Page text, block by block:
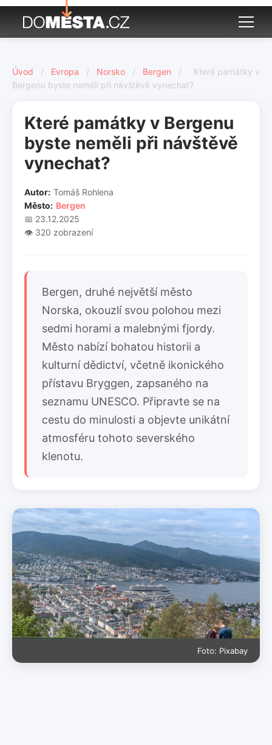
Úvod / Evropa / Norsko / Bergen /
Které památky v
Bergenu byste neměli při návštěvě vynechat?
Které památky v Bergenu
byste neměli při návštěvě
vynechat?
Autor: Tomáš Rohlena
Město: Bergen
📅 23.12.2025
👁️ 320 zobrazení
Bergen, druhé největší město
Norska, okouzlí svou polohou mezi
sedmi horami a malebnými fjordy.
Město nabízí bohatou historii a
kulturní dědictví, včetně ikonického
přístavu Bryggen, zapsaného na
seznamu UNESCO. Připravte se na
cestu do minulosti a objevte unikátní
atmosféru tohoto severského
klenotu.
Foto: Pixabay